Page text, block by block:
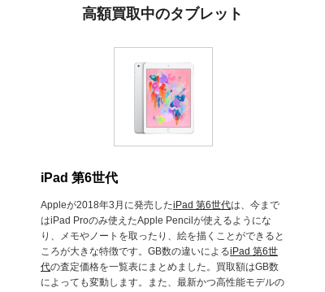
高額買取中のタブレット
iPad 第6世代
Appleが2018年3月に発売したiPad 第6世代は、今まで
はiPad Proのみ使えたApple Pencilが使えるようにな
り、メモやノートを取ったり、絵を描くことができると
ころが大きな特徴です。GB数の違いによるiPad 第6世
代の査定価格を一覧表にまとめました。買取額はGB数
によっても変動します。また、最新かつ高性能モデルの